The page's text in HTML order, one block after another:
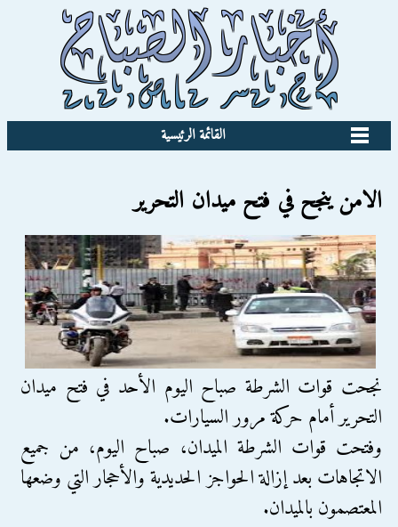
القائمة الرئيسية
الامن ينجح في فتح ميدان التحرير
نجحت قوات الشرطة صباح اليوم الأحد في فتح ميدان
التحرير أمام حركة مرور السيارات.
وفتحت قوات الشرطة الميدان، صباح اليوم، من جميع
الاتجاهات بعد إزالة الحواجز الحديدية والأحجار التي وضعها
المعتصمون بالميدان.